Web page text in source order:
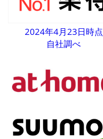
2024年4月23日時点
自社調べ